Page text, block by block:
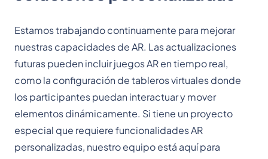
Estamos trabajando continuamente para mejorar
nuestras capacidades de AR. Las actualizaciones
futuras pueden incluir juegos AR en tiempo real,
como la configuración de tableros virtuales donde
los participantes puedan interactuar y mover
elementos dinámicamente. Si tiene un proyecto
especial que requiere funcionalidades AR
personalizadas, nuestro equipo está aquí para